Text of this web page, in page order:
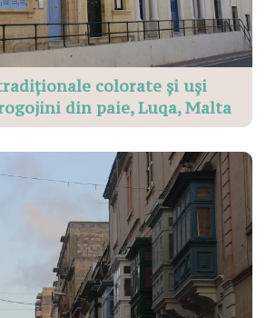
colorate și uși
din paie, Luqa, Malta